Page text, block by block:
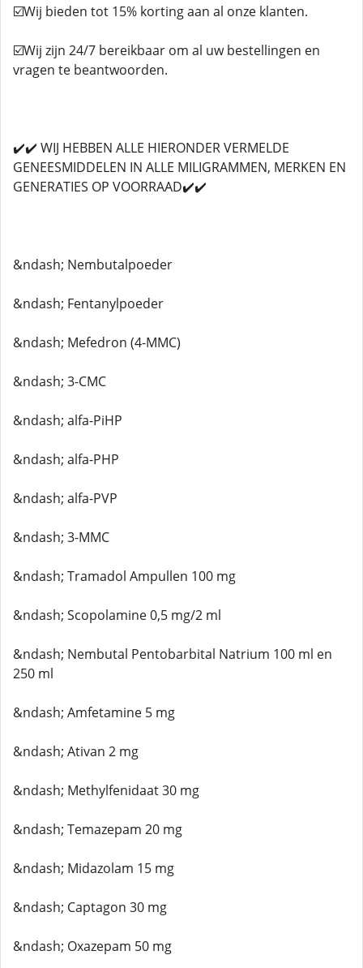
☑️Wij bieden tot 15% korting aan al onze klanten.
☑️Wij zijn 24/7 bereikbaar om al uw bestellingen en
vragen te beantwoorden.
✔️✔️ WIJ HEBBEN ALLE HIERONDER VERMELDE
GENEESMIDDELEN IN ALLE MILIGRAMMEN, MERKEN EN
GENERATIES OP VOORRAAD✔️✔️
&ndash; Nembutalpoeder
&ndash; Fentanylpoeder
&ndash; Mefedron (4-MMC)
&ndash; 3-CMC
&ndash; alfa-PiHP
&ndash; alfa-PHP
&ndash; alfa-PVP
&ndash; 3-MMC
&ndash; Tramadol Ampullen 100 mg
&ndash; Scopolamine 0,5 mg/2 ml
&ndash; Nembutal Pentobarbital Natrium 100 ml en
250 ml
&ndash; Amfetamine 5 mg
&ndash; Ativan 2 mg
&ndash; Methylfenidaat 30 mg
&ndash; Temazepam 20 mg
&ndash; Midazolam 15 mg
&ndash; Captagon 30 mg
&ndash; Oxazepam 50 mg